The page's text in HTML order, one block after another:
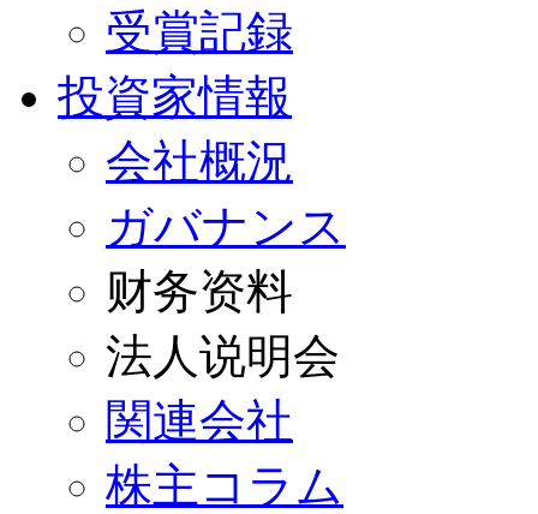
受賞記録
投資家情報
会社概況
ガバナンス
财务资料
法人说明会
関連会社
株主コラム